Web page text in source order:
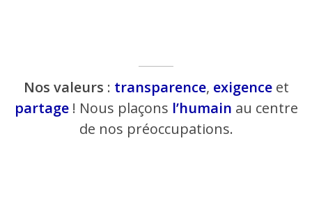
Nos valeurs : transparence, exigence et
partage ! Nous plaçons l’humain au centre
de nos préoccupations.